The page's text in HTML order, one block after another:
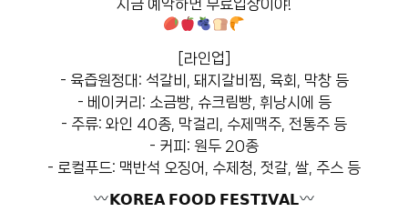
[라인업]
- 육즙원정대: 석갈비, 돼지갈비찜, 육회, 막창 등
- 베이커리: 소금빵, 슈크림빵, 휘낭시에 등
- 주류: 와인 40종, 막걸리, 수제맥주, 전통주 등
- 커피: 원두 20종
- 로컬푸드: 맥반석 오징어, 수제청, 젓갈, 쌀, 주스 등
𝗞𝗢𝗥𝗘𝗔 𝗙𝗢𝗢𝗗 𝗙𝗘𝗦𝗧𝗜𝗩𝗔𝗟